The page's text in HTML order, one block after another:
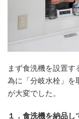
まず食洗機を設置
為に「分岐水栓」を
が大変でした。
１．食洗機を納品し